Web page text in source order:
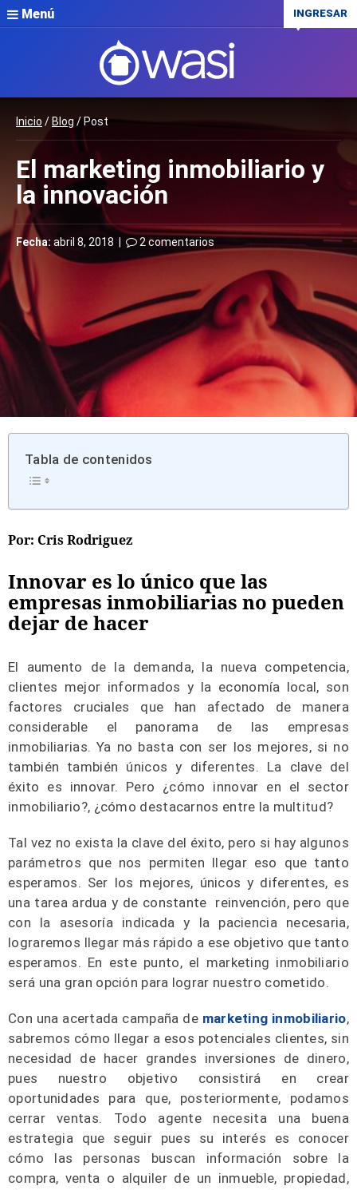
Menú INGRESAR
Inicio / Blog / Post
El marketing inmobiliario y
la innovación
Fecha: abril 8, 2018 | 2 comentarios
Tabla de contenidos
Por: Cris Rodriguez
Innovar es lo único que las
empresas inmobiliarias no pueden
dejar de hacer
El aumento de la demanda, la nueva competencia,
clientes mejor informados y la economía local, son
factores cruciales que han afectado de manera
considerable el panorama de las empresas
inmobiliarias. Ya no basta con ser los mejores, si no
también también únicos y diferentes. La clave del
éxito es innovar. Pero ¿cómo innovar en el sector
inmobiliario?, ¿cómo destacarnos entre la multitud?
Tal vez no exista la clave del éxito, pero si hay algunos
parámetros que nos permiten llegar eso que tanto
esperamos. Ser los mejores, únicos y diferentes, es
una tarea ardua y de constante reinvención, pero que
con la asesoría indicada y la paciencia necesaria,
lograremos llegar más rápido a ese objetivo que tanto
esperamos. En este punto, el marketing inmobiliario
será una gran opción para lograr nuestro cometido.
Con una acertada campaña de marketing inmobiliario,
sabremos cómo llegar a esos potenciales clientes, sin
necesidad de hacer grandes inversiones de dinero,
pues nuestro objetivo consistirá en crear
oportunidades para que, posteriormente, podamos
cerrar ventas. Todo agente necesita una buena
estrategia que seguir pues su interés es conocer
cómo las personas buscan información sobre la
compra, venta o alquiler de un inmueble, propiedad,